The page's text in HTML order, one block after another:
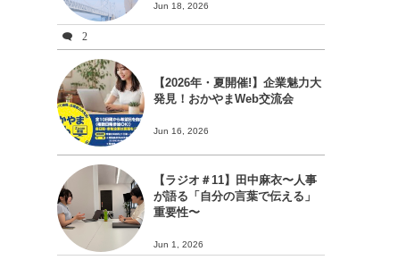
Jun 18, 2026
2
【2026年・夏開催!】企業魅力大
発見！おかやまWeb交流会
Jun 16, 2026
【ラジオ＃11】田中麻衣〜人事
が語る「自分の言葉で伝える」
重要性〜
Jun 1, 2026